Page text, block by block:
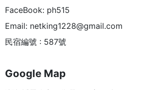
FaceBook: ph515
Email: netking1228@gmail.com
民宿編號 : 587號
Google Map